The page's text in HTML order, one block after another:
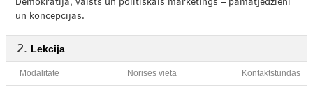
Demokrātija, valsts un politiskais mārketings – pamatjēdzieni
un koncepcijas.
Lekcija
Modalitāte Norises vieta Kontaktstundas